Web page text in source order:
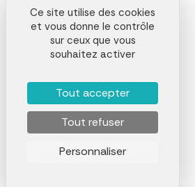
Cage ou but de football
Casque de vélo
Ceinture de sport
Chasuble
Chaufferette
Collier pour chien
Corde à sauter
Ce site utilise des cookies
et vous donne le contrôle
sur ceux que vous
souhaitez activer
Tout accepter
Tout refuser
Personnaliser